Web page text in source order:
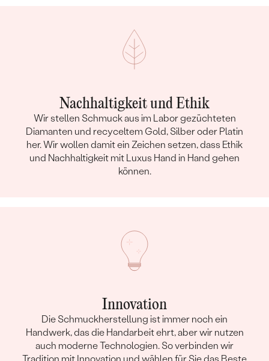
Nachhaltigkeit und Ethik
Wir stellen Schmuck aus im Labor gezüchteten
Diamanten und recyceltem Gold, Silber oder Platin
her. Wir wollen damit ein Zeichen setzen, dass Ethik
und Nachhaltigkeit mit Luxus Hand in Hand gehen
können.
Innovation
Die Schmuckherstellung ist immer noch ein
Handwerk, das die Handarbeit ehrt, aber wir nutzen
auch moderne Technologien. So verbinden wir
Tradition mit Innovation und wählen für Sie das Beste